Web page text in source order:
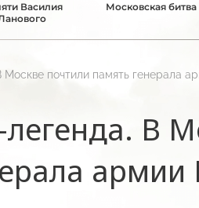
Василия
Московская битва
Москве почтили память генерала
В